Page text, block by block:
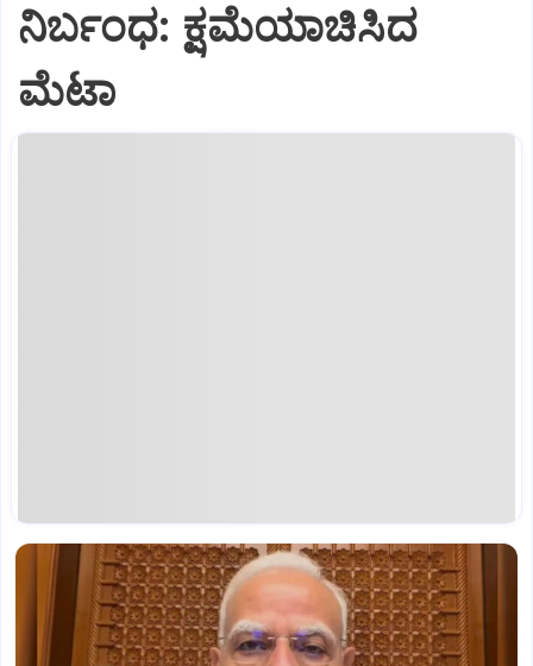
ನಿರ್ಬಂಧ: ಕ್ಷಮೆಯಾಚಿಸಿದ
ಮೆಟಾ